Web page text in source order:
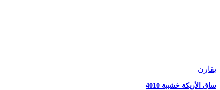
يقارن
ساق الأريكة خشبية 4010